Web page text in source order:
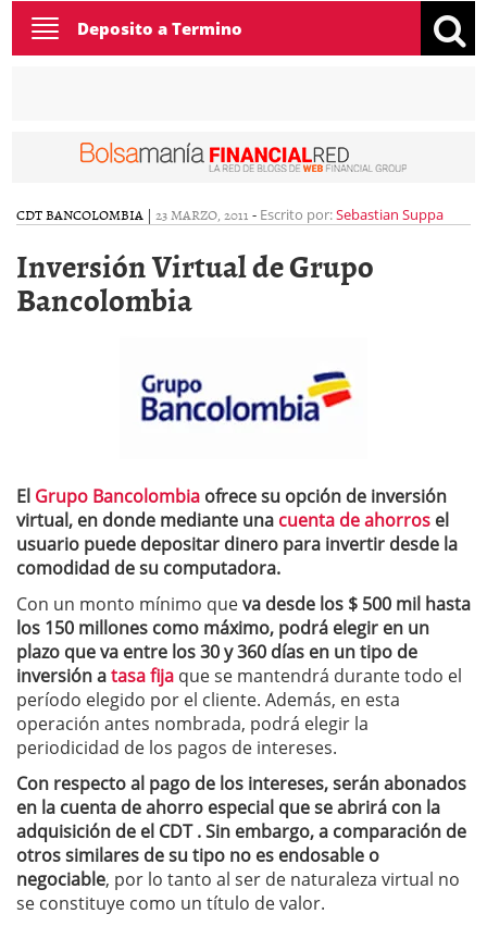
Toggle
navigation
Deposito a Termino
CDT BANCOLOMBIA | 23 MARZO, 2011 - Escrito por:Sebastian Suppa
Inversión Virtual de Grupo
Bancolombia
El Grupo Bancolombia ofrece su opción de inversión
virtual, en donde mediante una cuenta de ahorros el
usuario puede depositar dinero para invertir desde la
comodidad de su computadora.
Con un monto mínimo queva desde los $ 500 mil hasta
los 150 millones como máximo, podrá elegir en un
plazo que va entre los 30 y 360 días en un tipo de
inversión atasa fija que se mantendrá durante todo el
período elegido por el cliente. Además, en esta
operación antes nombrada, podrá elegir la
periodicidad de los pagos de intereses.
Con respecto al pago de los intereses, serán abonados
en la cuenta de ahorro especial que se abrirá con la
adquisición de el CDT . Sin embargo, a comparación de
otros similares de su tipo no es endosable o
negociable, por lo tanto al ser de naturaleza virtual no
se constituye como un título de valor.